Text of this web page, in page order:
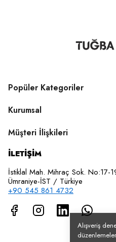
Alışveriş
Popüler Kategoriler
Kurumsal
Müşteri İlişkileri
İLETİŞİM
İstiklal Mah. Mihraç Sok. No:17-
Ümraniye-İST / Türkiye
+90 545 861 4732